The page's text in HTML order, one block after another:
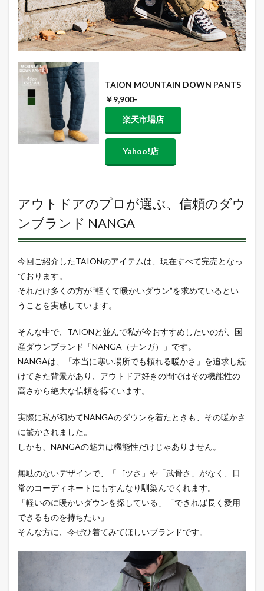
TAION MOUNTAIN DOWN PANTS
￥9,900-
楽天市場店
Yahoo!店
アウトドアのプロが選ぶ、信頼のダウ
ンブランド NANGA
今回ご紹介したTAIONのアイテムは、現在すべて完売となっ
ております。
それだけ多くの方が“軽くて暖かいダウン”を求めているとい
うことを実感しています。
そんな中で、TAIONと並んで私が今おすすめしたいのが、国
産ダウンブランド「NANGA（ナンガ）」です。
NANGAは、「本当に寒い場所でも頼れる暖かさ」を追求し続
けてきた背景があり、アウトドア好きの間ではその機能性の
高さから絶大な信頼を得ています。
実際に私が初めてNANGAのダウンを着たときも、その暖かさ
に驚かされました。
しかも、NANGAの魅力は機能性だけじゃありません。
無駄のないデザインで、「ゴツさ」や「武骨さ」がなく、日
常のコーディネートにもすんなり馴染んでくれます。
「軽いのに暖かいダウンを探している」「できれば長く愛用
できるものを持ちたい」
そんな方に、今ぜひ着てみてほしいブランドです。